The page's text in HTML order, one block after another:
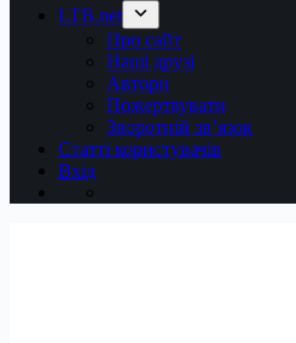
LTB.net
Про сайт
Наші друзі
Автори
Пожертвувати
Зворотній зв’язок
Статті користувачів
Вхід